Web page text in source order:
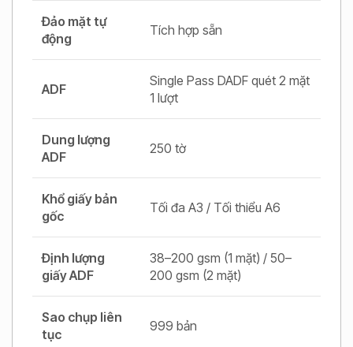
Đảo mặt tự
động
Tích hợp sẵn
ADF
Single Pass DADF quét 2 mặt
1 lượt
Dung lượng
ADF
250 tờ
Khổ giấy bản
gốc
Tối đa A3 / Tối thiểu A6
Định lượng
giấy ADF
38–200 gsm (1 mặt) / 50–
200 gsm (2 mặt)
Sao chụp liên
tục
999 bản